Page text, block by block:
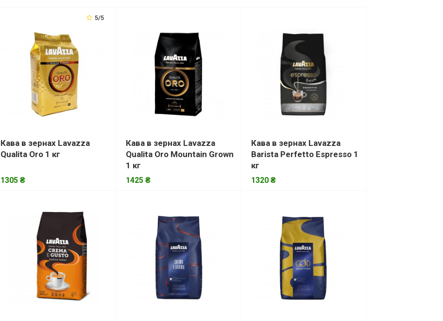
5/5
Кава в зернах Lavazza
Qualita Oro 1 кг
1305 ₴
Кава в зернах Lavazza
Qualita Oro Mountain Grown
1 кг
1425 ₴
Кава в зернах Lavazza
Barista Perfetto Espresso 1
кг
1320 ₴